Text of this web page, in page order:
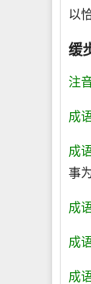
以
缓
注
成
成
事
成
成
成